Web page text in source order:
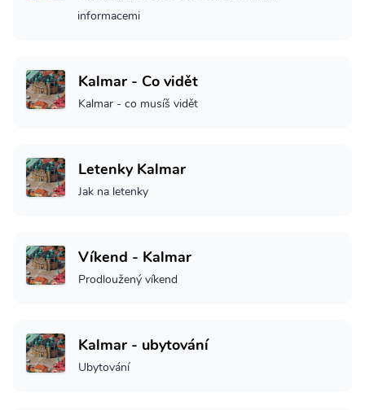
informacemi
Kalmar - Co vidět
Kalmar - co musíš vidět
Letenky Kalmar
Jak na letenky
Víkend - Kalmar
Prodloužený víkend
Kalmar - ubytování
Ubytování